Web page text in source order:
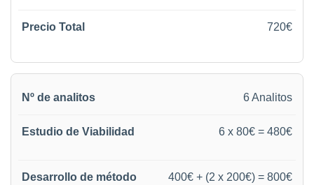
720€
6 Analitos
6 x 80€ = 480€
400€ + (2 x 200€) = 800€